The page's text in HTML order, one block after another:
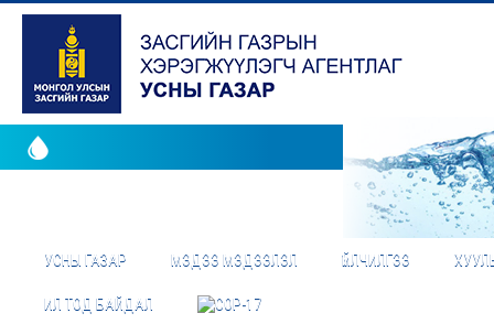
УСНЫ ГАЗАР МЭДЭЭ МЭДЭЭЛЭЛ ҮЙЛЧИЛГЭЭ
ИЛ ТОД БАЙДАЛ